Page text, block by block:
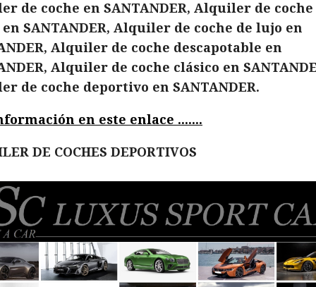
de coche en SANTANDER, Alquiler de coche
en SANTANDER, Alquiler de coche de lujo en
Alquiler de coche descapotable en
Alquiler de coche clásico en
de coche deportivo en SANTANDER.
en este enlace .......
DE COCHES DEPORTIVOS